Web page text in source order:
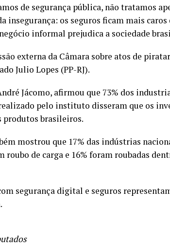
de segurança pública, não tratamos
insegurança: os seguros ficam mais caros
informal prejudica a sociedade
externa da Câmara sobre atos de
Julio Lopes (PP-RJ).
Jácomo, afirmou que 73% dos
pelo instituto disseram que os
produtos brasileiros.
mostrou que 17% das indústrias
roubo de carga e 16% foram roubadas
segurança digital e seguros